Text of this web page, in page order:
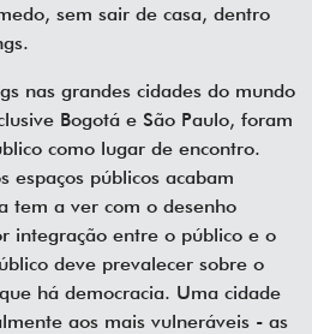
sem sair de casa, dentro
nas grandes cidades do mundo
Bogotá e São Paulo, foram
como lugar de encontro.
espaços públicos acabam
tem a ver com o desenho
integração entre o público e o
deve prevalecer sobre o
há democracia. Uma cidade
aos mais vulneráveis - as